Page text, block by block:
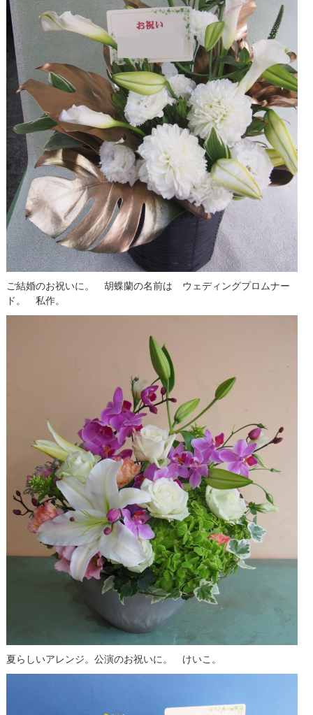
ご結婚のお祝いに。 胡蝶蘭の名前は ウェディングプロムナー
ド。 私作。
夏らしいアレンジ。公演のお祝いに。 けいこ。